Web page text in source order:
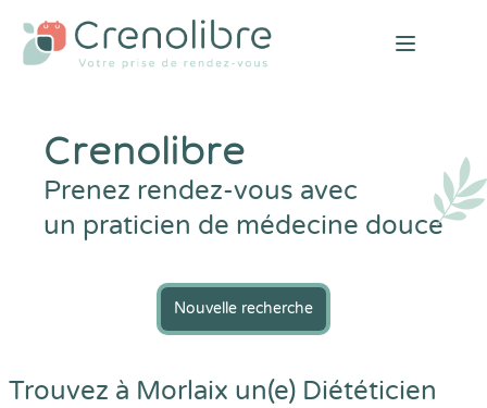
Open
Crenolibre
Prenez rendez-vous avec
un praticien de médecine douce
Nouvelle recherche
Trouvez à Morlaix un(e) Diététicien